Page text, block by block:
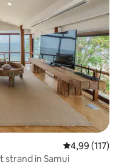
Gemiddelde
4,99 (117)
strand in Samui